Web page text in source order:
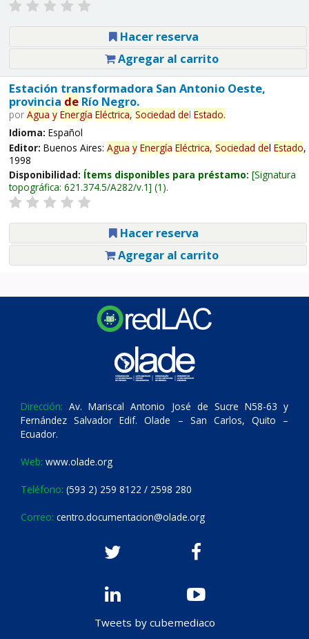
Hacer reserva
Agregar al carrito
Estación transformadora San Antonio Oeste,
provincia deRío Negro.
por Agua y Energía Eléctrica, Sociedad del Estado.
Idioma: Español
Editor: Buenos Aires: Agua y Energía Eléctrica, Sociedad del Estado,
1998
Disponibilidad: Ítems disponibles para préstamo: Signatura
topográfica: 621.374.5/A282/v.1 (1).
Hacer reserva
Agregar al carrito
Dirección: Av. Mariscal Antonio José de Sucre N58-63 y
Fernández Salvador Edif. Olade – San Carlos, Quito –
Ecuador.
Web: www.olade.org
Teléfono: (593 2) 259 8122 / 2598 280
Correo: centro.documentacion@olade.org
Tweets by cubemediaco